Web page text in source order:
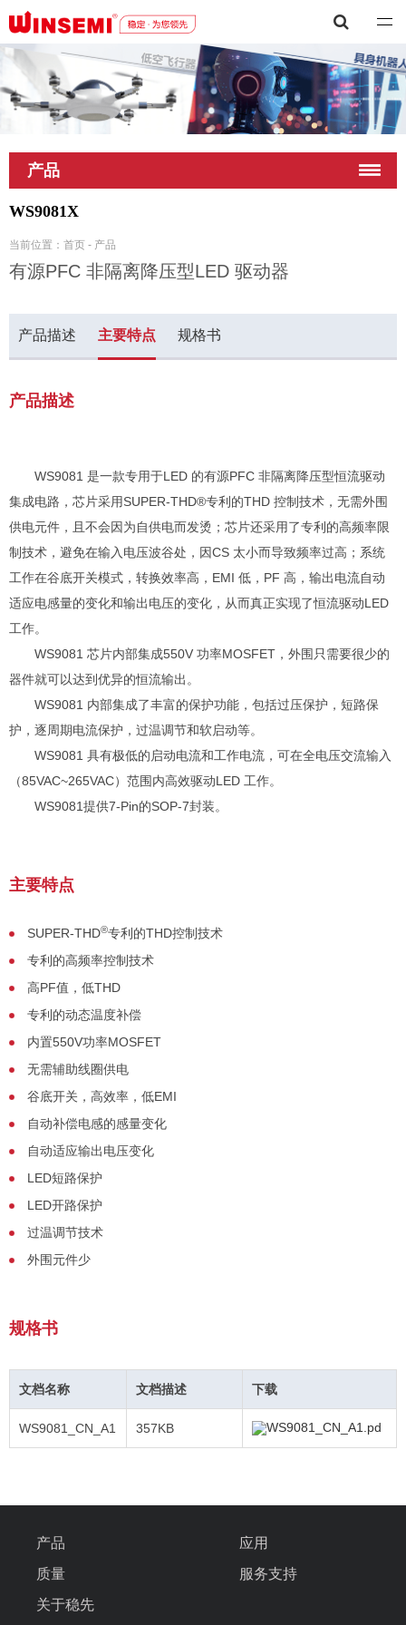
深圳市稳先微电子有限公司
产品
WS9081X
当前位置： 首页 - 产品
有源PFC 非隔离降压型LED 驱动器
产品描述 主要特点 规格书
产品描述
WS9081 是一款专用于LED 的有源PFC 非隔离降压型恒流驱动
集成电路，芯片采用SUPER-THD®专利的THD 控制技术，无需外围
供电元件，且不会因为自供电而发烫；芯片还采用了专利的高频率限
制技术，避免在输入电压波谷处，因CS 太小而导致频率过高；系统
工作在谷底开关模式，转换效率高，EMI 低，PF 高，输出电流自动
适应电感量的变化和输出电压的变化，从而真正实现了恒流驱动LED
工作。
WS9081 芯片内部集成550V 功率MOSFET，外围只需要很少的
器件就可以达到优异的恒流输出。
WS9081 内部集成了丰富的保护功能，包括过压保护，短路保
护，逐周期电流保护，过温调节和软启动等。
WS9081 具有极低的启动电流和工作电流，可在全电压交流输入
（85VAC~265VAC）范围内高效驱动LED 工作。
WS9081提供7-Pin的SOP-7封装。
主要特点
SUPER-THD®专利的THD控制技术
专利的高频率控制技术
高PF值，低THD
专利的动态温度补偿
内置550V功率MOSFET
无需辅助线圈供电
谷底开关， 高效率，低EMI
自动补偿电感的感量变化
自动适应输出电压变化
LED短路保护
LED开路保护
过温调节技术
外围元件少
规格书
文档名称 文档描述 下载
WS9081_CN_A1 357KB WS9081_CN_A1.pd
产品
应用
质量
服务支持
关于稳先